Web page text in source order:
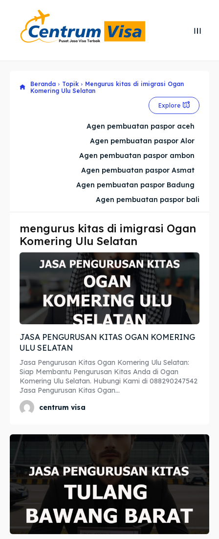
Cari
Cari
Explore our destinations
Imta
Legalisir
Apostille
Penerjemah
Asuransi
Blog
Cari
Explore our destinations
Imta
Legalisir
Apostille
Penerjemah
Asuransi
Blog
Cari
Beranda Topik
Mengurus kitas di imigrasi Ogan
Komering Ulu Selatan
Explore
Agen pembuatan paspor aceh
Agen pembuatan paspor Alor
Agen pembuatan paspor ambon
Agen pembuatan paspor Asmat
Agen pembuatan paspor Badung
Agen pembuatan paspor bali
mengurus kitas di imigrasi Ogan
Komering Ulu Selatan
JASA PENGURUSAN KITAS OGAN KOMERING
ULU SELATAN
Jasa Pengurusan Kitas Ogan Komering Ulu Selatan:
Siap Membantu Pengurusan Kitas Anda di Ogan
Komering Ulu Selatan. Hubungi Kami di 088290247542
Jasa Pengurusan Kitas Ogan...
centrum visa